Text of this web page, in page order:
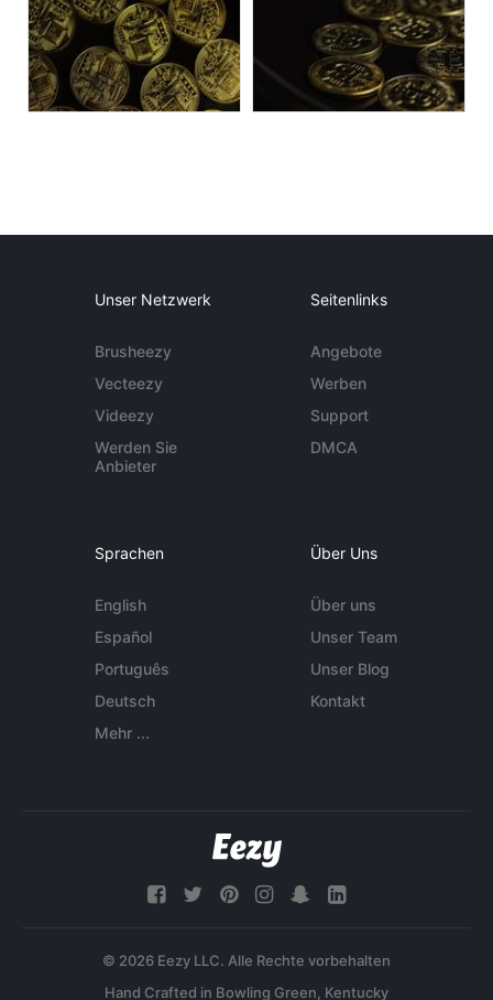
Unser Netzwerk
Brusheezy
Vecteezy
Videezy
Werden Sie
Anbieter
Seitenlinks
Angebote
Werben
Support
DMCA
Sprachen
English
Español
Português
Deutsch
Mehr ...
Über Uns
Über uns
Unser Team
Unser Blog
Kontakt
© 2026 Eezy LLC. Alle Rechte vorbehalten